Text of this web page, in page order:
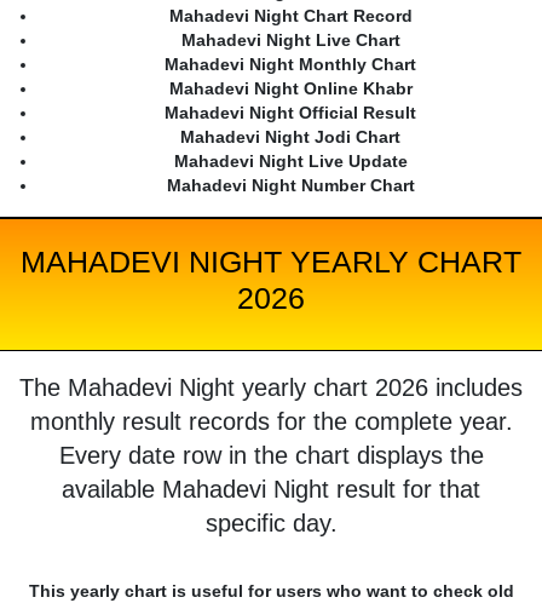
Mahadevi Night Chart Record
Mahadevi Night Live Chart
Mahadevi Night Monthly Chart
Mahadevi Night Online Khabr
Mahadevi Night Official Result
Mahadevi Night Jodi Chart
Mahadevi Night Live Update
Mahadevi Night Number Chart
MAHADEVI NIGHT YEARLY CHART
2026
The Mahadevi Night yearly chart 2026 includes
monthly result records for the complete year.
Every date row in the chart displays the
available Mahadevi Night result for that
specific day.
This yearly chart is useful for users who want to check old